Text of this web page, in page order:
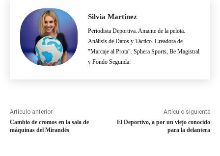
Silvia Martínez
Periodista Deportiva. Amante de la pelota.
Análisis de Datos y Táctico. Creadora de
"Marcaje al Prota". Sphera Sports, Be Magistral
y Fondo Segunda.
Artículo anterior
Cambio de cromos en la sala de
máquinas del Mirandés
Artículo siguiente
El Deportivo, a por un viejo conocido
para la delantera